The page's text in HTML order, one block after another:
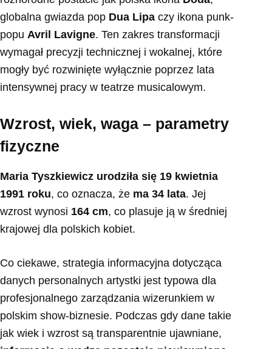
globalna gwiazda pop Dua Lipa czy ikona punk-
popu Avril Lavigne. Ten zakres transformacji
wymagał precyzji technicznej i wokalnej, które
mogły być rozwinięte wyłącznie poprzez lata
intensywnej pracy w teatrze musicalowym.
Wzrost, wiek, waga – parametry
fizyczne
Maria Tyszkiewicz urodziła się 19 kwietnia
1991 roku, co oznacza, że ma 34 lata. Jej
wzrost wynosi 164 cm, co plasuje ją w średniej
krajowej dla polskich kobiet.
Co ciekawe, strategia informacyjna dotycząca
danych personalnych artystki jest typowa dla
profesjonalnego zarządzania wizerunkiem w
polskim show-biznesie. Podczas gdy dane takie
jak wiek i wzrost są transparentnie ujawniane,